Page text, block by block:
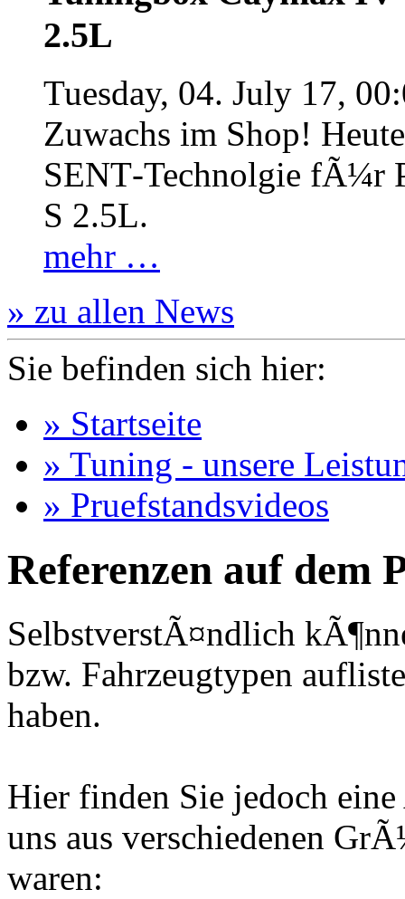
2.5L
Tuesday, 04. July 17,
Zuwachs im Shop!
SENT‐Technolgie fÃ¼r
S 2.5L.
mehr …
» zu allen News
Sie befinden sich hier:
» Startseite
» Tuning - unsere
» Pruefstandsvideos
Referenzen auf dem
SelbstverstÃ¤ndlich
bzw. Fahrzeugtypen
haben.
Hier finden Sie jedoch
uns aus verschiedenen
waren: